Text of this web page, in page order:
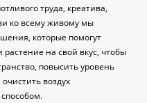
труда, креатива,
ко всему живому мы
которые помогут
на свой вкус, чтобы
повысить уровень
воздух